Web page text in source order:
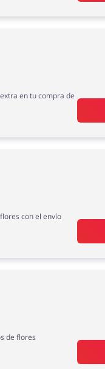
en tu compra de
con el envío
de flores